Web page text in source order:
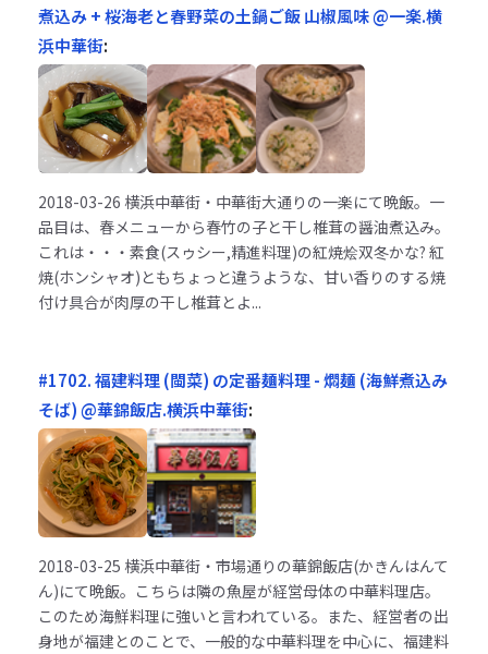
煮込み + 桜海老と春野菜の土鍋ご飯 山椒風味 @一楽.横
浜中華街:
2018-03-26 横浜中華街・中華街大通りの一楽にて晩飯。一
品目は、春メニューから春竹の子と干し椎茸の醤油煮込み。
これは・・・素食(スゥシー,精進料理)の紅焼烩双冬かな? 紅
焼(ホンシャオ)ともちょっと違うような、甘い香りのする焼
付け具合が肉厚の干し椎茸とよ...
#1702. 福建料理 (閩菜) の定番麺料理 - 燜麺 (海鮮煮込み
そば) @華錦飯店.横浜中華街:
2018-03-25 横浜中華街・市場通りの華錦飯店(かきんはんて
ん)にて晩飯。こちらは隣の魚屋が経営母体の中華料理店。
このため海鮮料理に強いと言われている。また、経営者の出
身地が福建とのことで、一般的な中華料理を中心に、福建料